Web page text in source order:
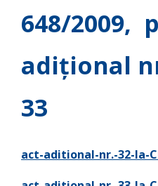
648/2009,
adiţional
33
act-aditional-nr.-32-la-